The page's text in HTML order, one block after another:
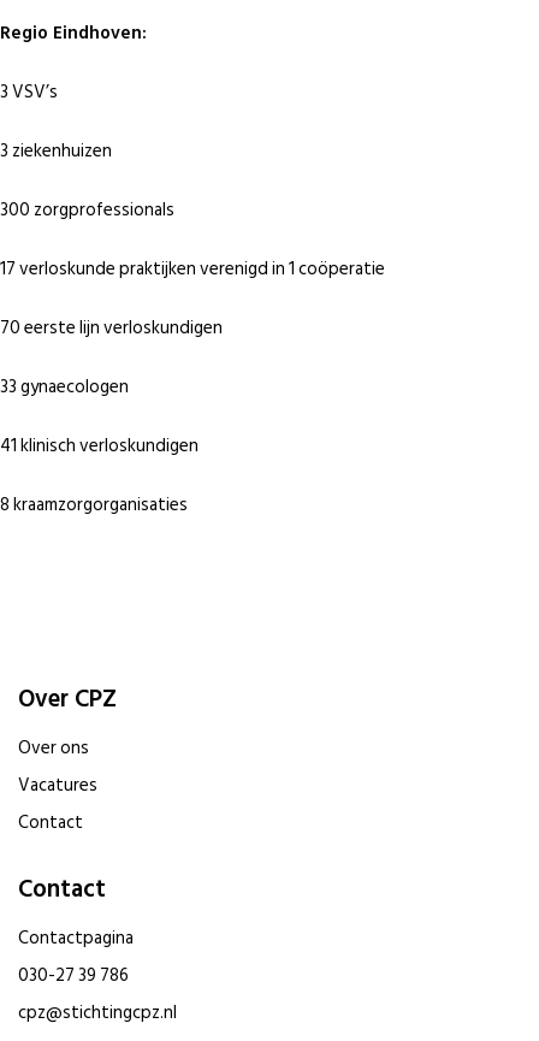
Regio Eindhoven:
3 VSV’s
3 ziekenhuizen
300 zorgprofessionals
17 verloskunde praktijken verenigd in 1 coöperatie
70 eerste lijn verloskundigen
33 gynaecologen
41 klinisch verloskundigen
8 kraamzorgorganisaties
Over CPZ
Over ons
Vacatures
Contact
Contact
Contactpagina
030-27 39 786
cpz@stichtingcpz.nl